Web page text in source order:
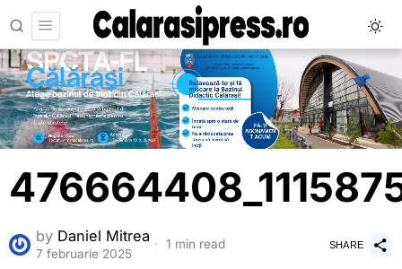
by Daniel Mitrea
7 februarie 2025
1 min read SHARE